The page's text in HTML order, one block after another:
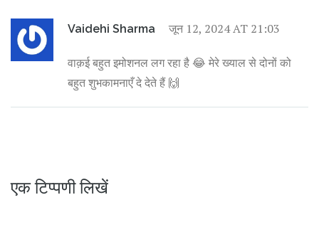
Vaidehi Sharma जून 12, 2024 AT 21:03
वाक़ई बहुत इमोशनल लग रहा है 😂 मेरे ख्याल से दोनों को
बहुत शुभकामनाएँ दे देते हैं 🙌
एक टिप्पणी लिखें